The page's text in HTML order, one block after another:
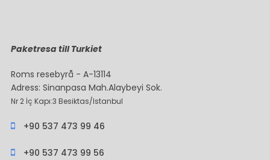
Paketresa till Turkiet
Roms resebyrå - A-13114
Adress: Sinanpasa Mah.Alaybeyi Sok.
Nr 2 İç Kapı:3 Besiktas/Istanbul
+90 537 473 99 46
+90 537 473 99 56